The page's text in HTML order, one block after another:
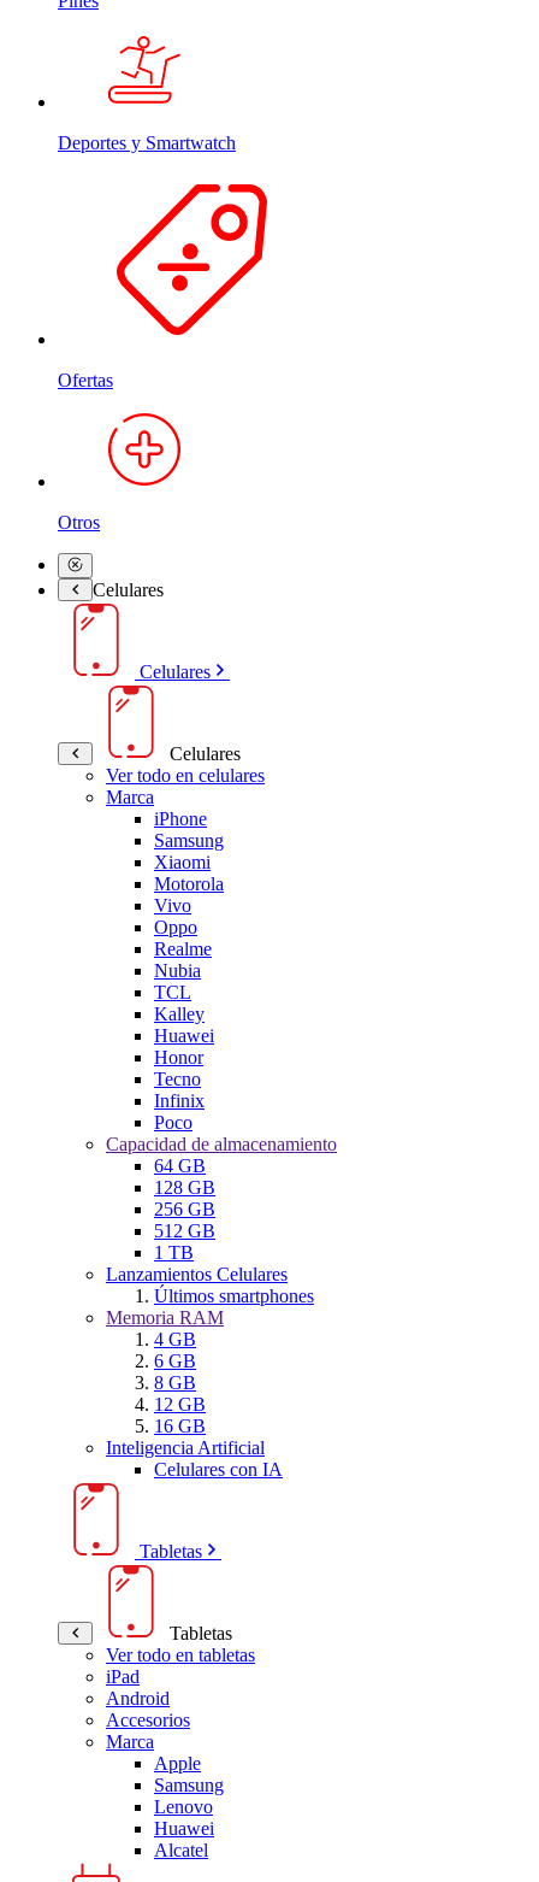
Deportes y Smartwatch
Ofertas
Otros
Celulares
Celulares
Celulares
Ver todo en celulares
Marca
iPhone
Samsung
Xiaomi
Motorola
Vivo
Oppo
Realme
Nubia
TCL
Kalley
Huawei
Honor
Tecno
Infinix
Poco
Capacidad de almacenamiento
64 GB
128 GB
256 GB
512 GB
1 TB
Lanzamientos Celulares
Últimos smartphones
Memoria RAM
4 GB
6 GB
8 GB
12 GB
16 GB
Inteligencia Artificial
Celulares con IA
Tabletas
Tabletas
Ver todo en tabletas
iPad
Android
Accesorios
Marca
Apple
Samsung
Lenovo
Huawei
Alcatel